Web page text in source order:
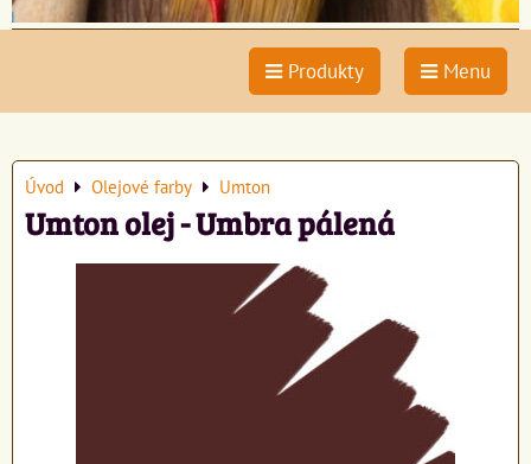
Produkty Menu
Úvod Olejové farby Umton
Umton olej - Umbra pálená